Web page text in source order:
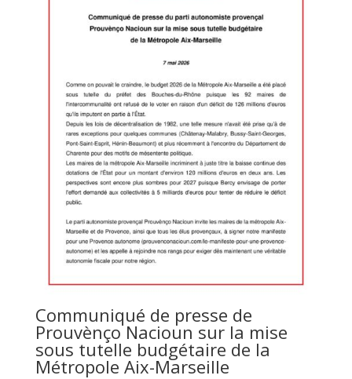
Communiqué de presse de
Prouvènço Nacioun sur la mise
sous tutelle budgétaire de la
Métropole Aix-Marseille